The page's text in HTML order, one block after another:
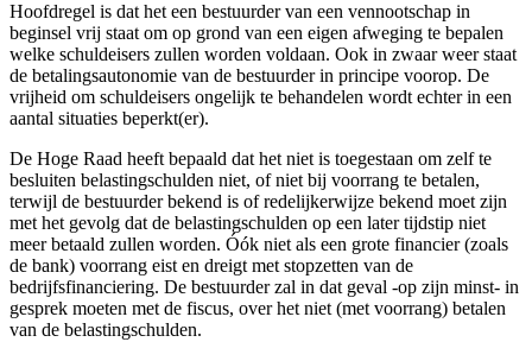
Hoofdregel is dat het een bestuurder van een vennootschap in
beginsel vrij staat om op grond van een eigen afweging te bepalen
welke schuldeisers zullen worden voldaan. Ook in zwaar weer staat
de betalingsautonomie van de bestuurder in principe voorop. De
vrijheid om schuldeisers ongelijk te behandelen wordt echter in een
aantal situaties beperkt(er).
De Hoge Raad heeft bepaald dat het niet is toegestaan om zelf te
besluiten belastingschulden niet, of niet bij voorrang te betalen,
terwijl de bestuurder bekend is of redelijkerwijze bekend moet zijn
met het gevolg dat de belastingschulden op een later tijdstip niet
meer betaald zullen worden. Óók niet als een grote financier (zoals
de bank) voorrang eist en dreigt met stopzetten van de
bedrijfsfinanciering. De bestuurder zal in dat geval -op zijn minst- in
gesprek moeten met de fiscus, over het niet (met voorrang) betalen
van de belastingschulden.